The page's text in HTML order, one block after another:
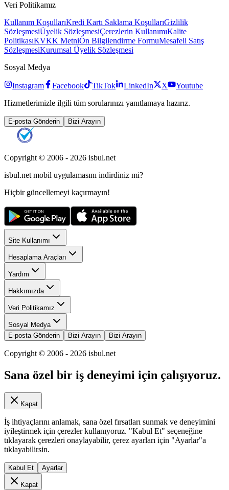
Veri Politikamız
Kullanım KoşullarıKredi Kartı Saklama KoşullarıGizlilik
SözleşmesiÜyelik SözleşmesiÇerezlerin KullanımıKalite
PolitikasıKVKK MetniÖn Bilgilendirme FormuMesafeli Satış
SözleşmesiKurumsal Üyelik Sözleşmesi
Sosyal Medya
Instagram Facebook TikTok LinkedIn X
Youtube
Hizmetlerimizle ilgili tüm sorularınızı yanıtlamaya hazırız.
E-posta Gönderin Bizi Arayın
Copyright © 2006 - 2026 isbul.net
isbul.net mobil uygulamasını indirdiniz mi?
Hiçbir güncellemeyi kaçırmayın!
Site Kullanımı
Hesaplama Araçları
Yardım
Hakkımızda
Veri Politikamız
Sosyal Medya
E-posta Gönderin
Bizi Arayın Bizi Arayın
Copyright © 2006 - 2026 isbul.net
Sana özel bir iş deneyimi için çalışıyoruz.
Kapat
İş ihtiyaçlarını anlamak, sana özel fırsatları sunmak ve deneyimini
iyileştirmek için çerezler kullanıyoruz. "Kabul Et" seçeneğine
tıklayarak çerezleri onaylayabilir, çerez ayarları için "Ayarlar"a
tıklayabilirsin.
Kabul Et Ayarlar
Kapat